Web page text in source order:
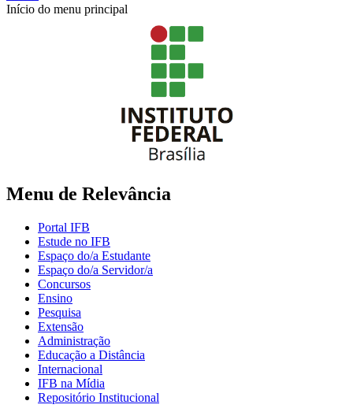
Início do menu principal
Menu de Relevância
Portal IFB
Estude no IFB
Espaço do/a Estudante
Espaço do/a Servidor/a
Concursos
Ensino
Pesquisa
Extensão
Administração
Educação a Distância
Internacional
IFB na Mídia
Repositório Institucional